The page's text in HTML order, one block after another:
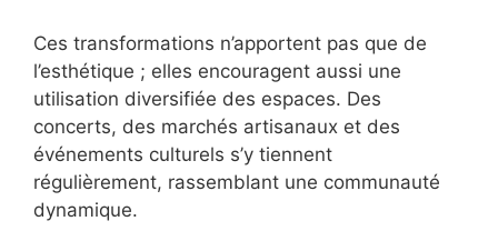
Ces transformations n’apportent pas que de
l’esthétique ; elles encouragent aussi une
utilisation diversifiée des espaces. Des
concerts, des marchés artisanaux et des
événements culturels s’y tiennent
régulièrement, rassemblant une communauté
dynamique.